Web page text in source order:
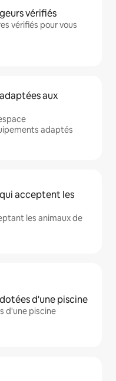
vérifiés
vérifiés pour vous
aux
adaptés
acceptent les
les animaux de
d'une piscine
d'une piscine